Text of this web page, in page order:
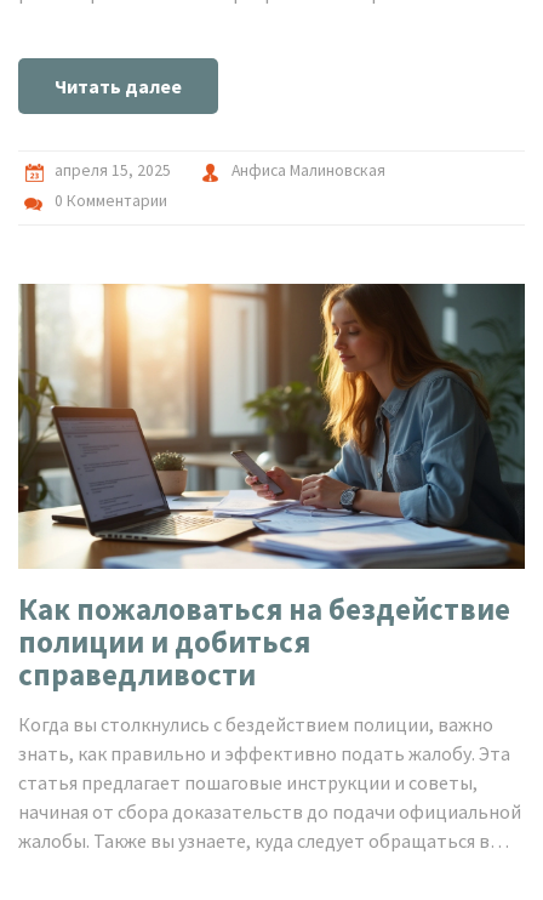
Читать далее
апреля 15, 2025
Анфиса Малиновская
0 Комментарии
Как пожаловаться на бездействие
полиции и добиться
справедливости
Когда вы столкнулись с бездействием полиции, важно
знать, как правильно и эффективно подать жалобу. Эта
статья предлагает пошаговые инструкции и советы,
начиная от сбора доказательств до подачи официальной
жалобы. Также вы узнаете, куда следует обращаться в